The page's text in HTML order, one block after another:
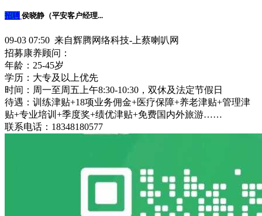
招聘 侯晓静（平安客户经理...
09-03 07:50 来自辉腾网络科技-上蔡喇叭网
招募康养顾问：
年龄：25-45岁
学历：大专及以上优先
时间：周一至周五上午8:30-10:30，双休及法定节假日
待‌遇：训练津贴+18项业务佣金+医疗保障+养老津贴+管理津
贴+专业培训+季度奖+绩优津贴+免费国内外旅游……
联系电话：18348180577